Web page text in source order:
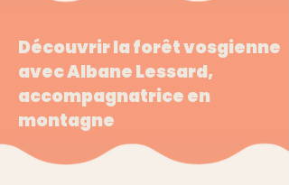
Découvrir la forêt vosgienne
avec Albane Lessard,
accompagnatrice en
montagne